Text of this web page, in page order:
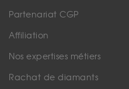
Partenariat CGP
Affiliation
Nos expertises métiers
Rachat de diamants